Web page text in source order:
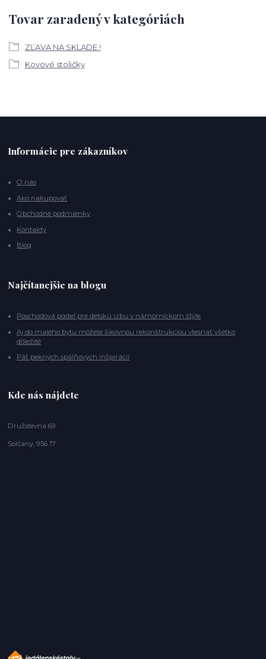
Tovar zaradený v kategóriách
ZĽAVA NA SKLADE !
Kovové stoličky
Informácie pre zákazníkov
O nás
Ako nakupovať
Obchodné podmienky
Kontakty
Blog
Najčítanejšie na blogu
Poschodová posteľ pre detskú izbu v námorníckom štýle
Aj do malého bytu môžete šikovnou rekonštrukciou vtesnať všetko
dôležité
Päť pekných spálňových inšpirácií
Kde nás nájdete
Družstevná 69
Solčany, 956 17